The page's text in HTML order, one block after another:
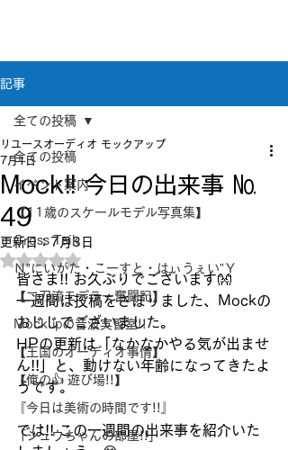
記事
全ての投稿
イベント案内
【11歳のスケールモデル写真集】
Cross Taik
Ｎ”にいがた・こーすと・はぃうぇい”Ｙ
【二刀流モデラー奮闘記】
Mockupの音波実習室!!
【王国のオーディオ事情】
【俺の👍 遊び場!!】
『今日は美術の時間です!!』
「シュウちゃんの部屋!!」
全ての投稿
Mock!! 今日の出来事 №
49
リユースオーディオ モックアップ
7月1日
更新日：7月3日
5つ星のうちNaNと評価されています。
皆さま!! お久ぶりでございます👐
一週間は投稿をさぼりました、Mockの
おじじでございました。
HPの更新は「なかなかやる気が出ませ
ん!!」と、動けない年齢になってきたよ
うです。
では!! この一週間の出来事を紹介いた